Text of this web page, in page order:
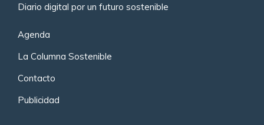
Diario digital por un futuro sostenible
Agenda
La Columna Sostenible
Contacto
Publicidad